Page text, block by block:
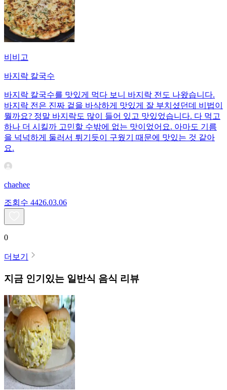
비비고
바지락 칼국수
바지락 칼국수를 맛있게 먹다 보니 바지락 전도 나왔습니다.
바지락 전은 진짜 겉을 바삭하게 맛있게 잘 부치셨던데 비법이
뭘까요? 정말 바지락도 많이 들어 있고 맛있었습니다. 다 먹고
하나 더 시킬까 고민할 수밖에 없는 맛이었어요. 아마도 기름
을 넉넉하게 둘러서 튀기듯이 구웠기 때문에 맛있는 것 같아
요.
chaehee
조회수 4426.03.06
0
더보기
지금 인기있는 일반식 음식 리뷰